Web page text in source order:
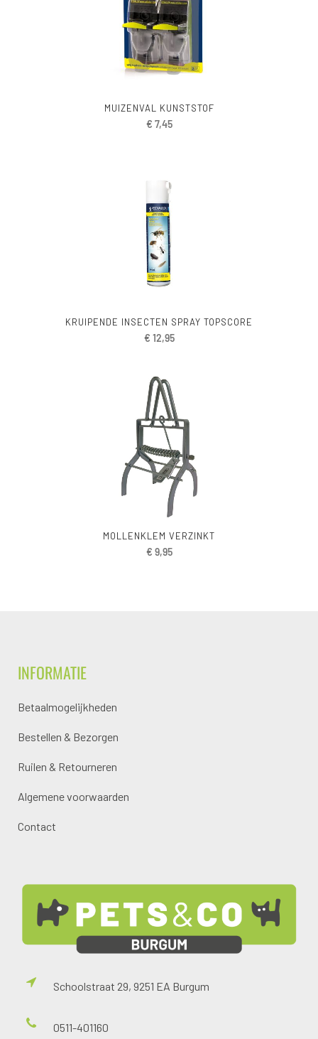
MUIZENVAL KUNSTSTOF
€ 7,45
KRUIPENDE INSECTEN SPRAY TOPSCORE
€ 12,95
MOLLENKLEM VERZINKT
€ 9,95
INFORMATIE
Betaalmogelijkheden
Bestellen & Bezorgen
Ruilen & Retourneren
Algemene voorwaarden
Contact
Schoolstraat 29, 9251 EA Burgum
0511-401160